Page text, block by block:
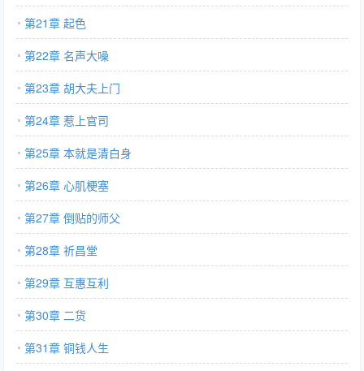
第21章 起色
第22章 名声大噪
第23章 胡大夫上门
第24章 惹上官司
第25章 本就是清白身
第26章 心肌梗塞
第27章 倒贴的师父
第28章 祈昌堂
第29章 互惠互利
第30章 二货
第31章 铜钱人生